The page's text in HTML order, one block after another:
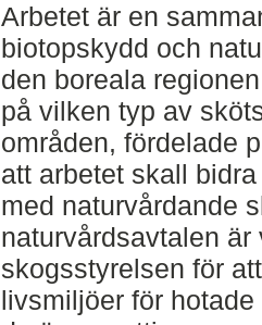
Arbetet är en
biotopskydd och
den boreala
på vilken typ av
områden, fördelade
att arbetet skall
med naturvårdande
naturvårdsavtalen
skogsstyrelsen för
livsmiljöer för